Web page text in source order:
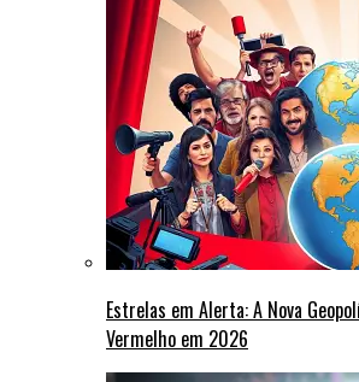
Estrelas em Alerta: A Nova
Vermelho em 2026